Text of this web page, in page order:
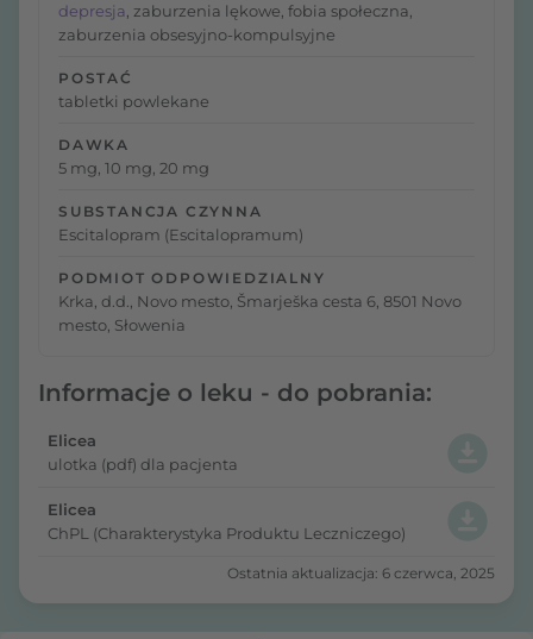
depresja , zaburzenia lękowe, fobia społeczna,
zaburzenia obsesyjno-kompulsyjne
POSTAĆ
tabletki powlekane
DAWKA
5 mg, 10 mg, 20 mg
SUBSTANCJA CZYNNA
Escitalopram (Escitalopramum)
PODMIOT ODPOWIEDZIALNY
Krka, d.d., Novo mesto, Šmarješka cesta 6, 8501 Novo
mesto, Słowenia
Informacje o leku - do pobrania:
Elicea
ulotka (pdf) dla pacjenta
Elicea
ChPL (Charakterystyka Produktu Leczniczego)
Ostatnia aktualizacja: 6 czerwca, 2025